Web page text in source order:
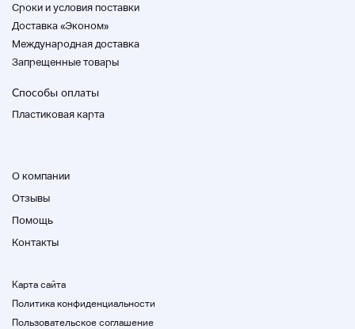
Cроки и условия поставки
Доставка «Эконом»
Международная доставка
Запрещенные товары
Способы оплаты
Пластиковая карта
О компании
Отзывы
Помощь
Контакты
Карта сайта
Политика конфиденциальности
Пользовательское соглашение